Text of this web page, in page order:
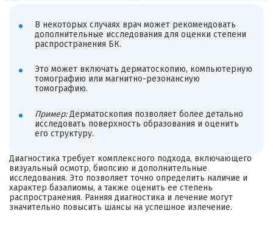
В некоторых случаях врач может рекомендовать
дополнительные исследования для оценки степени
распространения БК.
Это может включать дерматоскопию, компьютерную
томографию или магнитно-резонансную
томографию.
Пример:Дерматоскопия позволяет более детально
исследовать поверхность образования и оценить
его структуру.
Диагностика требует комплексного подхода, включающего
визуальный осмотр, биопсию и дополнительные
исследования. Это позволяет точно определить наличие и
характер базалиомы, а также оценить ее степень
распространения. Ранняя диагностика и лечение могут
значительно повысить шансы на успешное излечение.